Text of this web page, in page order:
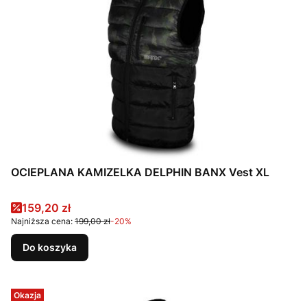
OCIEPLANA KAMIZELKA DELPHIN BANX Vest XL
Cena promocyjna
159,20 zł
Najniższa cena: 199,00 zł-20%
Do koszyka
Okazja